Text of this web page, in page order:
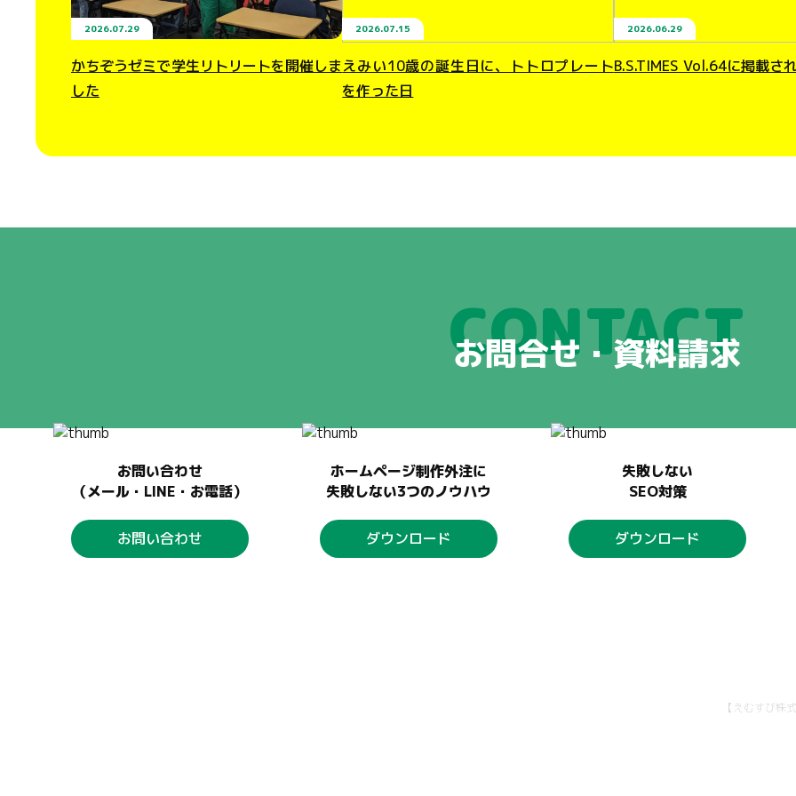
2026.07.29
かちぞうゼミで学生リトリートを開催しま
した
2026.07.15
えみい10歳の誕生日に、トトロプレート
を作った日
2026.06.29
B.S.TIMES Vol.64に掲載さ
CONTACT
お問合せ・資料請求
お問い合わせ
（メール・LINE・お電話）
お問い合わせ
ホームページ制作外注に
失敗しない3つのノウハウ
ダウンロード
失敗しない
SEO対策
ダウンロード
【えむすび株